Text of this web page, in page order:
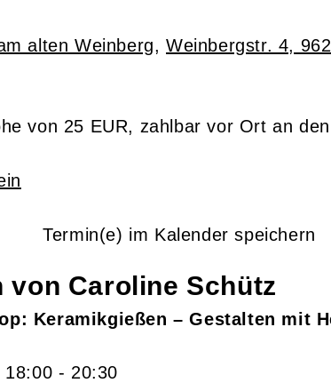
alten Weinberg,Weinbergstr. 4,
von 25 EUR, zahlbar vor Ort an den
Termin(e) im Kalender speichern
von Caroline Schütz
Keramikgießen – Gestalten mit
18:00 - 20:30